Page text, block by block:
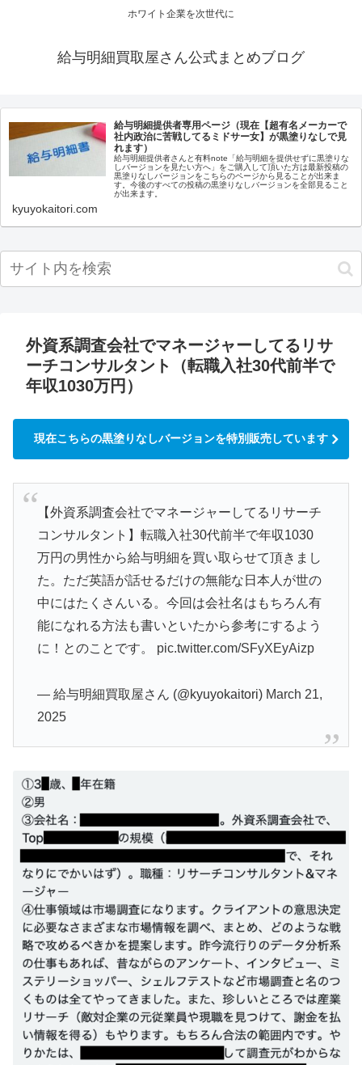
ホワイト企業を次世代に
給与明細買取屋さん公式まとめブログ
給与明細提供者専用ページ（現在【超有名メーカーで
社内政治に苦戦してるミドサー女】が黒塗りなしで見
れます）
給与明細提供者さんと有料note「給与明細を提供せずに黒塗りな
しバージョンを見たい方へ」をご購入して頂いた方は最新投稿の
黒塗りなしバージョンをこちらのページから見ることが出来ま
す。今後のすべての投稿の黒塗りなしバージョンを全部見ること
が出来ます。
kyuyokaitori.com
外資系調査会社でマネージャーしてるリサ
ーチコンサルタント（転職入社30代前半で
年収1030万円）
現在こちらの黒塗りなしバージョンを特別販売しています
【外資系調査会社でマネージャーしてるリサーチ
コンサルタント】転職入社30代前半で年収1030
万円の男性から給与明細を買い取らせて頂きまし
た。ただ英語が話せるだけの無能な日本人が世の
中にはたくさんいる。今回は会社名はもちろん有
能になれる方法も書いといたから参考にするよう
に！とのことです。 pic.twitter.com/SFyXEyAizp
— 給与明細買取屋さん (@kyuyokaitori) March 21,
2025